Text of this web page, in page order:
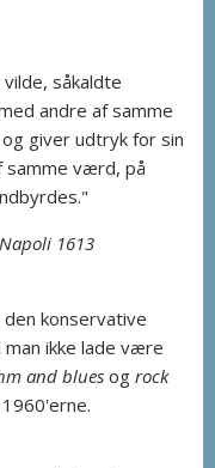
såkaldte
andre af samme
giver udtryk for sin
værd, på
1613
konservative
man ikke lade være
and blues og rock